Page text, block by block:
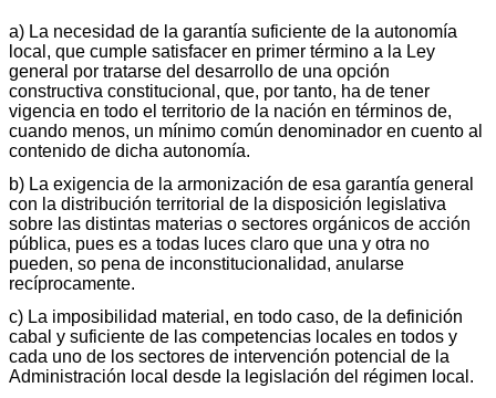
a) La necesidad de la garantía suficiente de la autonomía
local, que cumple satisfacer en primer término a la Ley
general por tratarse del desarrollo de una opción
constructiva constitucional, que, por tanto, ha de tener
vigencia en todo el territorio de la nación en términos de,
cuando menos, un mínimo común denominador en cuento al
contenido de dicha autonomía.
b) La exigencia de la armonización de esa garantía general
con la distribución territorial de la disposición legislativa
sobre las distintas materias o sectores orgánicos de acción
pública, pues es a todas luces claro que una y otra no
pueden, so pena de inconstitucionalidad, anularse
recíprocamente.
c) La imposibilidad material, en todo caso, de la definición
cabal y suficiente de las competencias locales en todos y
cada uno de los sectores de intervención potencial de la
Administración local desde la legislación del régimen local.